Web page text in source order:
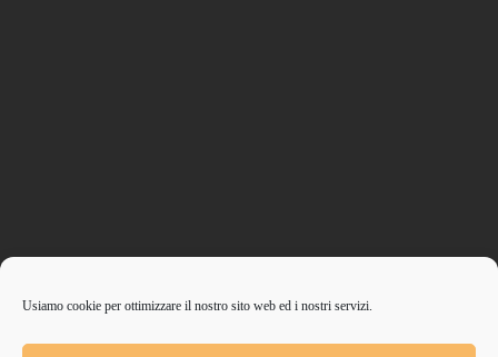
Usiamo cookie per ottimizzare il nostro sito web ed i nostri servizi.
ANCHE